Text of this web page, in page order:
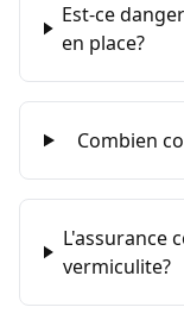
Est-ce
en place?
Combien
L'assurance
vermiculite?